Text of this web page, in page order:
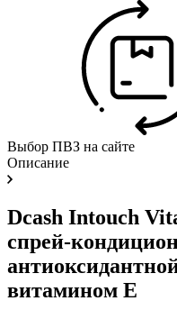
Выбор ПВЗ на сайте
Описание
Dcash Intouch
спрей-
витамином E